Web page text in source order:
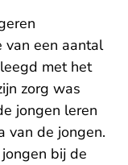
van een aantal
met het
zorg was
jongen leren
van de jongen.
bij de